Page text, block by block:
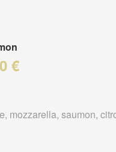
€
mozzarella, saumon,